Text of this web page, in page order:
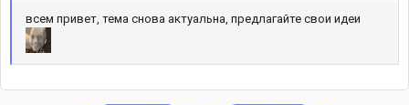
всем привет, тема снова актуальна, предлагайте свои идеи